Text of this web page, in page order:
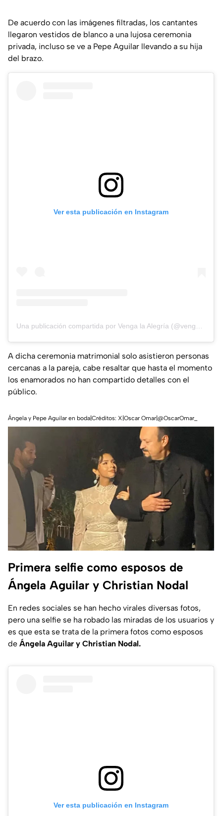
De acuerdo con las imágenes filtradas, los cantantes
llegaron vestidos de blanco a una lujosa ceremonia
privada, incluso se ve a Pepe Aguilar llevando a su hija
del brazo.
Ver esta publicación en Instagram
A dicha ceremonia matrimonial solo asistieron personas
cercanas a la pareja, cabe resaltar que hasta el momento
los enamorados no han compartido detalles con el
público.
Ángela y Pepe Aguilar en boda|Créditos: X|Oscar Omar|@OscarOmar_
Primera selfie como esposos de
Ángela Aguilar y Christian Nodal
En redes sociales se han hecho virales diversas fotos,
pero una selfie se ha robado las miradas de los usuarios y
es que esta se trata de la primera fotos como esposos
de Ángela Aguilar y Christian Nodal.
Ver esta publicación en Instagram